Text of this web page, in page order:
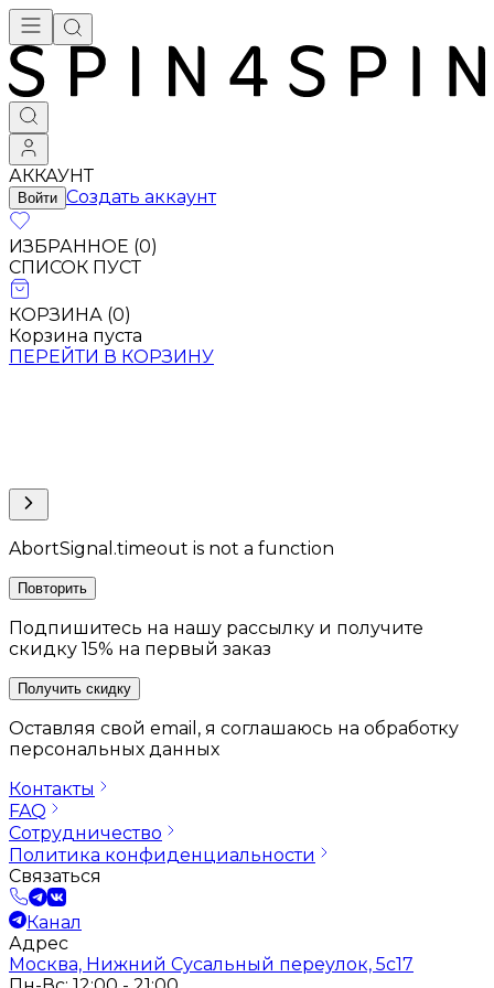
АККАУНТ
Войти Создать аккаунт
ИЗБРАННОЕ (0)
СПИСОК ПУСТ
КОРЗИНА (0)
Корзина пуста
ПЕРЕЙТИ В КОРЗИНУ
AbortSignal.timeout is not a function
Повторить
Подпишитесь на нашу рассылку и получите
скидку 15% на первый заказ
Получить скидку
Оставляя свой email, я соглашаюсь на обработку
персональных данных
Контакты
FAQ
Сотрудничество
Политика конфиденциальности
Связаться
Канал
Адрес
Москва, Нижний Сусальный переулок, 5с17